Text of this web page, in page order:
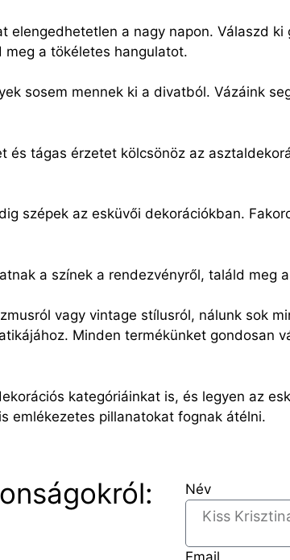
elengedhetetlen a nagy napon. Válaszd
a tökéletes hangulatot.
sosem mennek ki a divatból. Vázáink
és tágas érzetet kölcsönöz az
szépek az esküvői dekorációkban.
a színek a rendezvényről, találd meg
vagy vintage stílusról, nálunk sok
Minden termékünket gondosan
kategóriáinkat is, és legyen az
emlékezetes pillanatokat fognak átélni.
Név